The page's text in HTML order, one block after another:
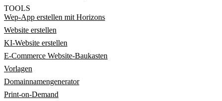
TOOLS
Wep-App erstellen mit Horizons
Website erstellen
KI-Website erstellen
E-Commerce Website-Baukasten
Vorlagen
Domainnamengenerator
Print-on-Demand